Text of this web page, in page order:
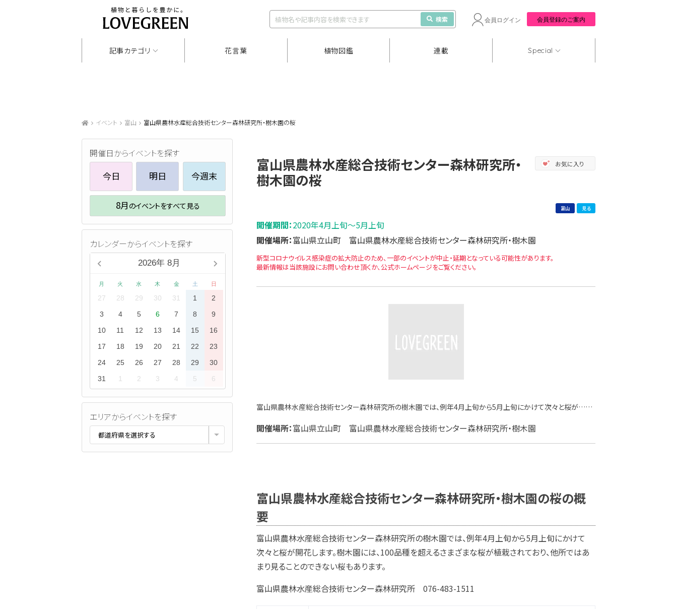
検索 会員ログイン 会員登録のご案内
記事カテゴリ 花言葉 植物図鑑 連載 Special
イベント 富山 富山県農林水産総合技術センター森林研究所・樹木園の桜
富山県農林水産総合技術センター森林研究所・
樹木園の桜
お気に入り
富山 見る
開催期間：2020年4月上旬～5月上旬
開催場所：富山県立山町 富山県農林水産総合技術センター森林研究所・樹木園
新型コロナウイルス感染症の拡大防止のため、一部のイベントが中止・延期となっている可能性があります。
最新情報は当該施設にお問い合わせ頂くか、公式ホームページをご覧ください。
富山県農林水産総合技術センター森林研究所の樹木園では、例年4月上旬から5月上旬にかけて次々と桜が……
開催場所：富山県立山町 富山県農林水産総合技術センター森林研究所・樹木園
富山県農林水産総合技術センター森林研究所・樹木園の桜の概
要
富山県農林水産総合技術センター森林研究所の樹木園では、例年4月上旬から5月上旬にかけて
次々と桜が開花します。樹木園には、100品種を超えるさまざまな桜が植栽されており、他所ではあ
まり見ることのできない桜もあります。
富山県農林水産総合技術センター森林研究所 076-483-1511
開催日からイベントを探す
今日 明日 今週末
8月 のイベントをすべて見る
カレンダーからイベントを探す
2026年 8月
月 火 水 木 金 土 日
27 28 29 30 31 1
2
3
4 5 6 7 8
9
10
11 12 13 14 15
16
17
18 19 20 21 22
23
24
25 26 27 28 29
30
31
1 2 3 4 5 6
エリアからイベントを探す